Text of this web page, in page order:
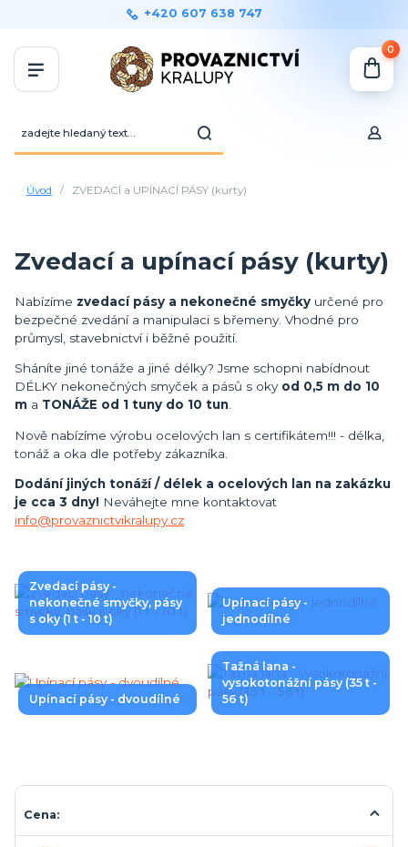
+420 607 638 747
0
Úvod ZVEDACÍ a UPÍNACÍ PÁSY (kurty)
Zvedací a upínací pásy (kurty)
Nabízíme zvedací pásy a nekonečné smyčky určené pro
bezpečné zvedání a manipulaci s břemeny. Vhodné pro
průmysl, stavebnictví i běžné použití.
Sháníte jiné tonáže a jiné délky? Jsme schopni nabídnout
DÉLKY nekonečných smyček a pásů s oky od 0,5 m do 10
m a TONÁŽE od 1 tuny do 10 tun
Nově nabízíme výrobu ocelových lan s certifikátem!!! - délka,
tonáž a oka dle potřeby zákazníka.
Dodání jiných tonáží / délek a ocelových lan na zakázku
je cca 3 dny! Neváhejte mne kontaktovat
info@provaznictvikralupy.cz
Zvedací pásy -
nekonečné smyčky, pásy
s oky (1 t - 10 t)
Upínací pásy -
jednodílné
Upínací pásy - dvoudílné
Tažná lana -
vysokotonážní pásy (35 t -
56 t)
Cena: